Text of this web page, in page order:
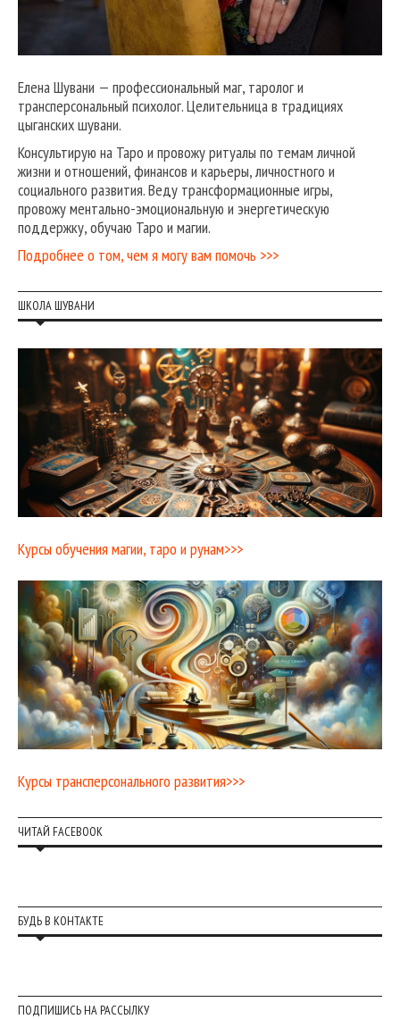
Елена Шувани — профессиональный маг, таролог и
трансперсональный психолог. Целительница в традициях
цыганских шувани.
Консультирую на Таро и провожу ритуалы по темам личной
жизни и отношений, финансов и карьеры, личностного и
социального развития. Веду трансформационные игры,
провожу ментально-эмоциональную и энергетическую
поддержку, обучаю Таро и магии.
Подробнее о том, чем я могу вам помочь >>>
ШКОЛА ШУВАНИ
Курсы обучения магии, таро и рунам>>>
Курсы трансперсонального развития>>>
ЧИТАЙ FACEBOOK
БУДЬ В КОНТАКТЕ
ПОДПИШИСЬ НА РАССЫЛКУ